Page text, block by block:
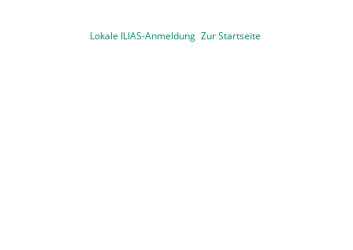
Lokale ILIAS-Anmeldung Zur Startseite